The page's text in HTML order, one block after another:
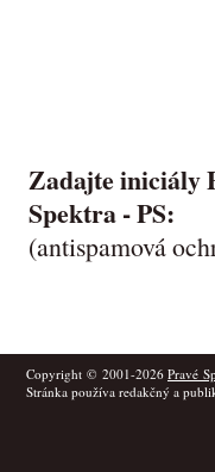
Zadajte iniciály
Spektra -PS:
(antispamová
Copyright © 2001-2026 Pravé
Stránka používa redakčný a